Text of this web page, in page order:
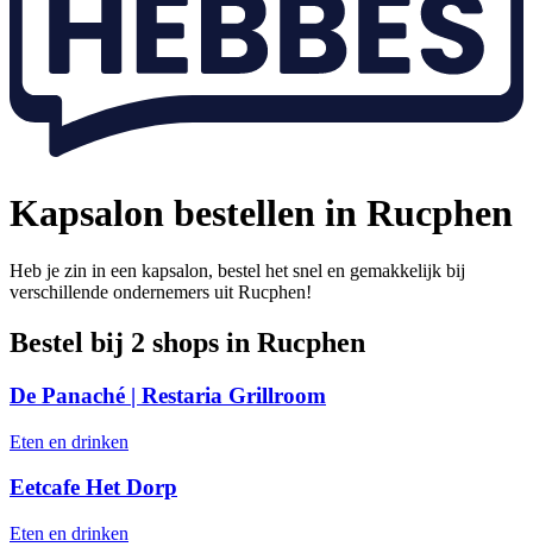
Kapsalon bestellen in Rucphen
Heb je zin in een kapsalon, bestel het snel en gemakkelijk bij
verschillende ondernemers uit Rucphen!
Bestel bij 2 shops in Rucphen
De Panaché | Restaria Grillroom
Eten en drinken
Eetcafe Het Dorp
Eten en drinken